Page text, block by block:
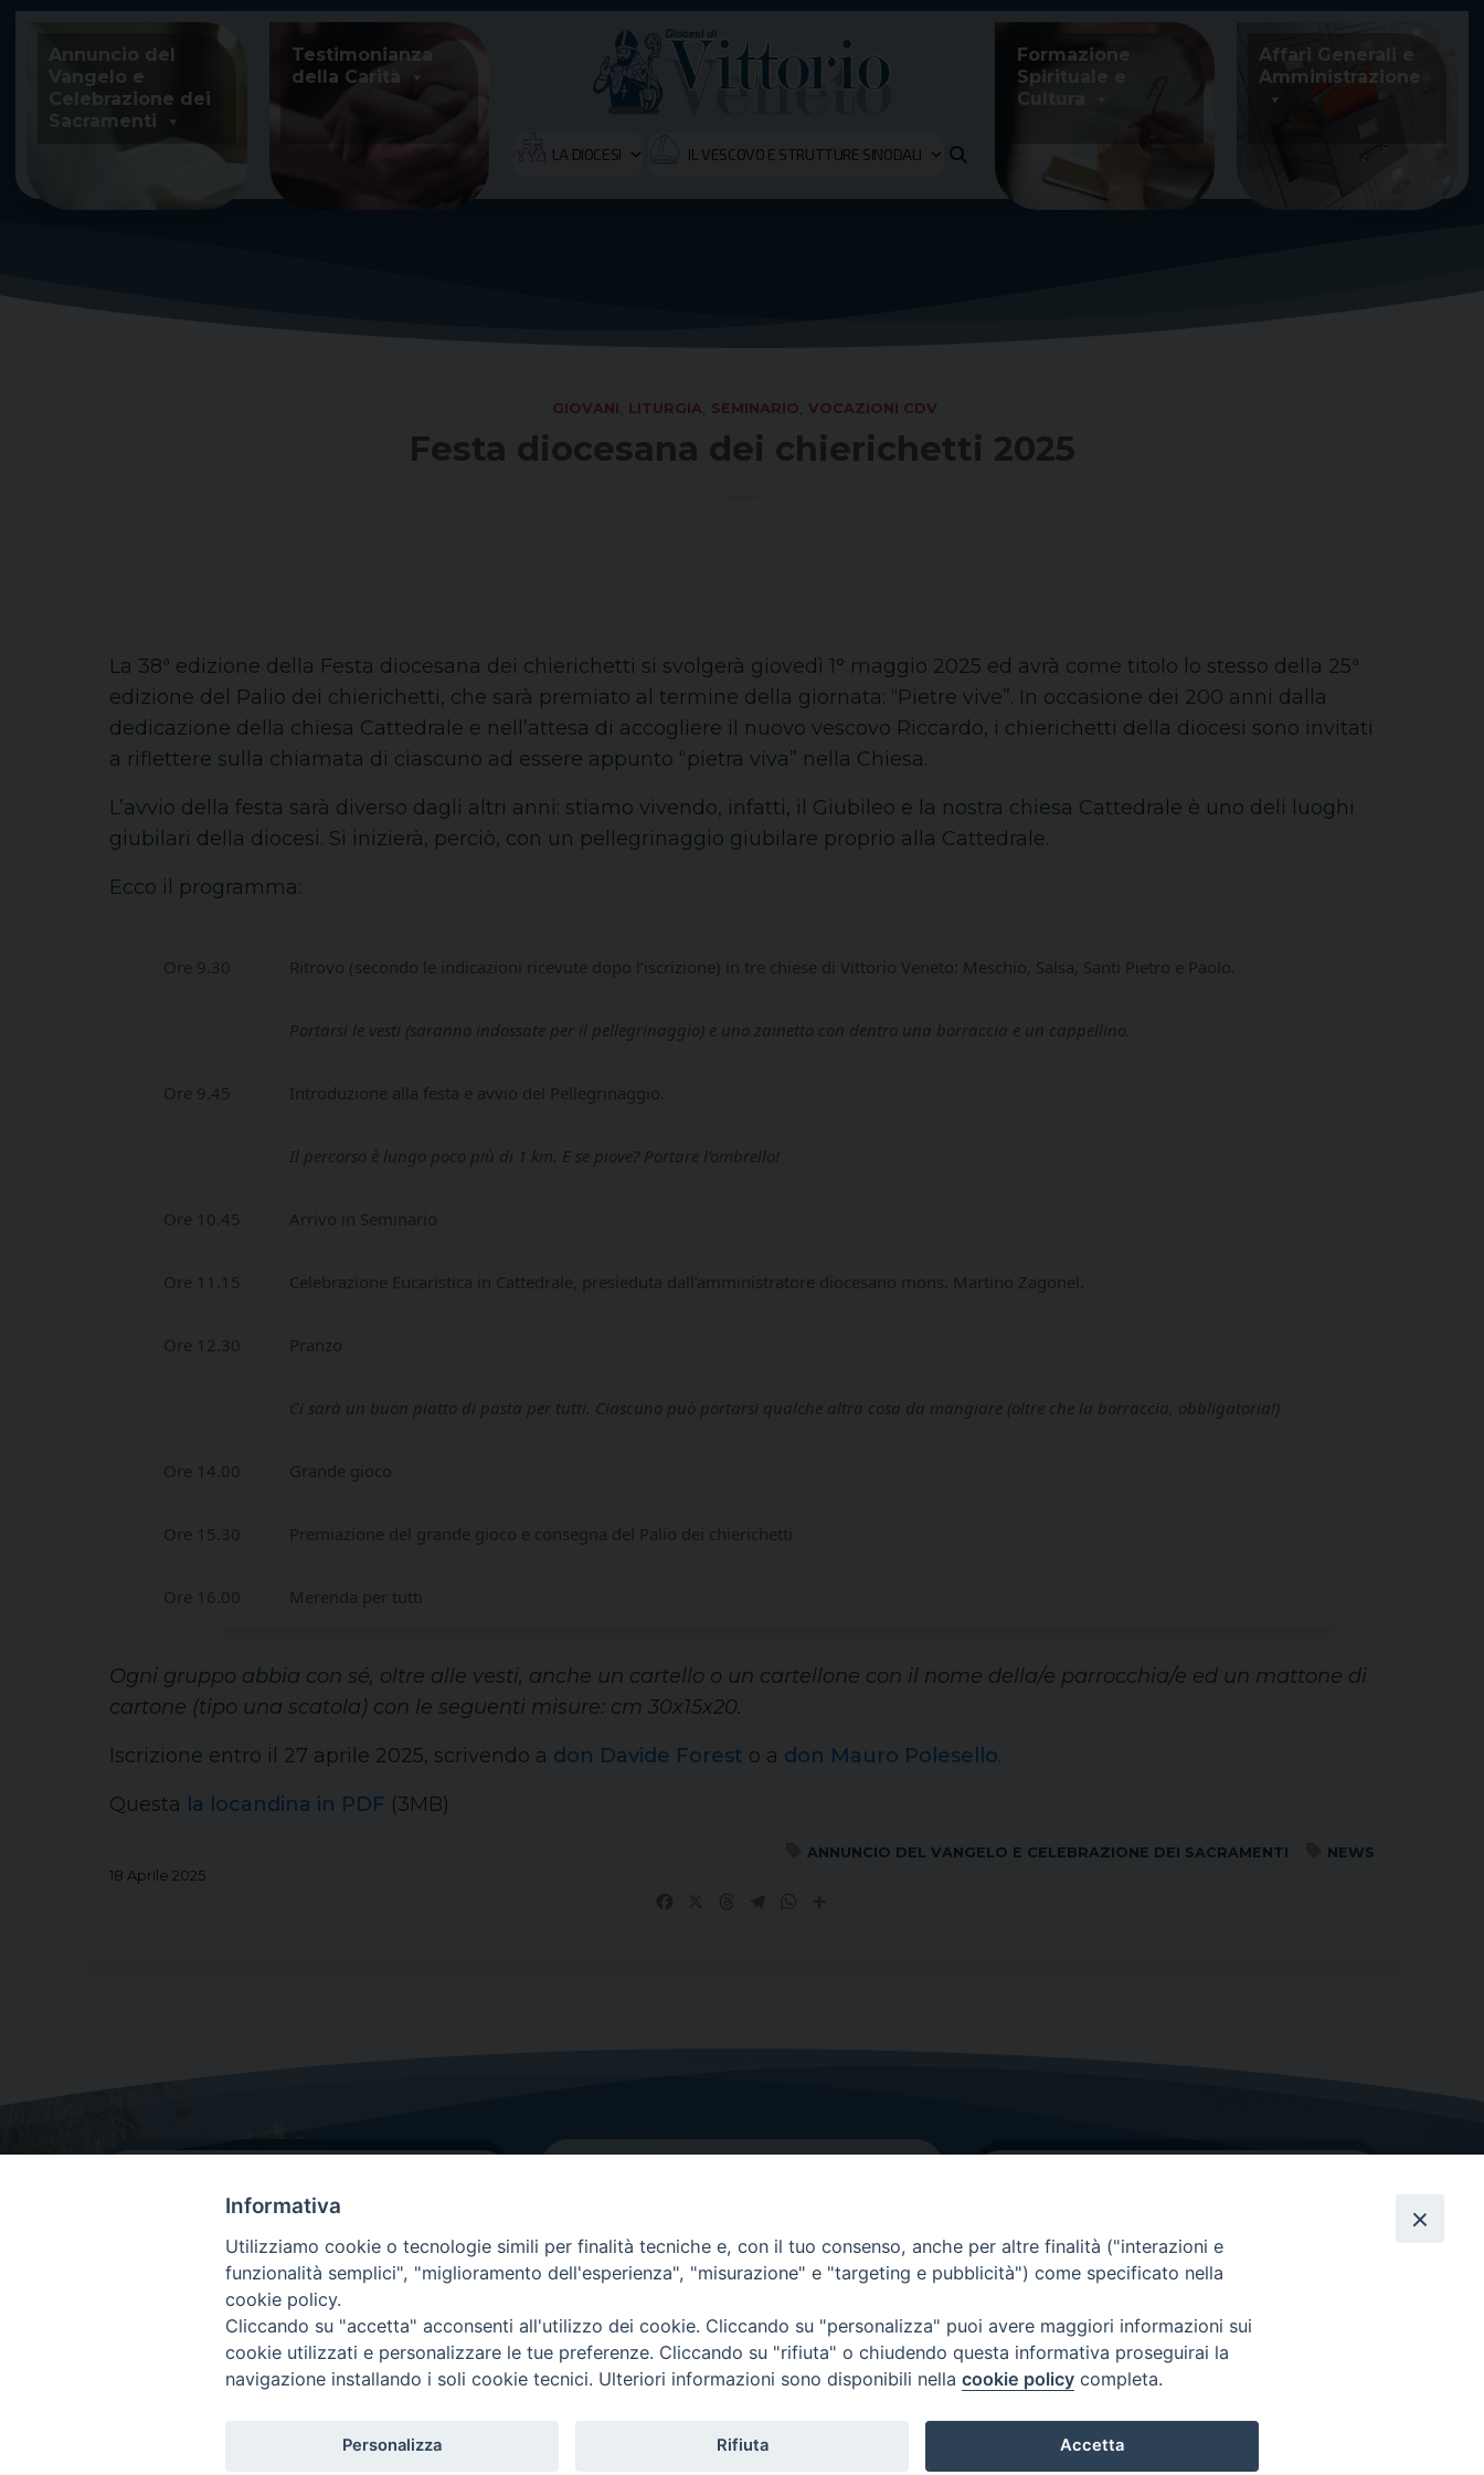
Skip
content
Annuncio del
Vangelo e
Celebrazione dei
Sacramenti
Testimonianza
della Carità
LA DIOCESI IL VESCOVO E STRUTTURE SINODALI
Formazione
Spirituale e
Cultura
Affari Generali e
Amministrazione
GIOVANI LITURGIA SEMINARIO VOCAZIONI CDV
Festa diocesana dei chierichetti 2025
La 38ª edizione della Festa diocesana dei chierichetti si svolgerà giovedì 1° maggio 2025 ed avrà come titolo lo stesso della 25ª
edizione del Palio dei chierichetti, che sarà premiato al termine della giornata: “Pietre vive”. In occasione dei 200 anni dalla
dedicazione della chiesa Cattedrale e nell’attesa di accogliere il nuovo vescovo Riccardo, i chierichetti della diocesi sono invitati
a riflettere sulla chiamata di ciascuno ad essere appunto “pietra viva” nella Chiesa.
L’avvio della festa sarà diverso dagli altri anni: stiamo vivendo, infatti, il Giubileo e la nostra chiesa Cattedrale è uno deli luoghi
giubilari della diocesi. Si inizierà, perciò, con un pellegrinaggio giubilare proprio alla Cattedrale.
Ecco il programma:
Ore 9.30 Ritrovo (secondo le indicazioni ricevute dopo l’iscrizione) in tre chiese di Vittorio Veneto: Meschio, Salsa, Santi Pietro e Paolo.
Portarsi le vesti (saranno indossate per il pellegrinaggio) e uno zainetto con dentro una borraccia e un cappellino.
Ore 9.45 Introduzione alla festa e avvio del Pellegrinaggio.
Il percorso è lungo poco più di 1 km. E se piove? Portare l’ombrello!
Ore 10.45 Arrivo in Seminario
Ore 11.15 Celebrazione Eucaristica in Cattedrale, presieduta dall’amministratore diocesano mons. Martino Zagonel.
Ore 12.30 Pranzo
Ci sarà un buon piatto di pasta per tutti. Ciascuno può portarsi qualche altra cosa da mangiare (oltre che la borraccia, obbligatoria!)
Ore 14.00 Grande gioco
Ore 15.30 Premiazione del grande gioco e consegna del Palio dei chierichetti
Ore 16.00 Merenda per tutti
Ogni gruppo abbia con sé, oltre alle vesti, anche un cartello o un cartellone con il nome della/e parrocchia/e ed un mattone di
cartone (tipo una scatola) con le seguenti misure: cm 30x15x20.
Iscrizione entro il 27 aprile 2025, scrivendo a don Davide Forest o a don Mauro Polesello.
Questa la locandina in PDF (3MB)
ANNUNCIO DEL VANGELO E CELEBRAZIONE DEI SACRAMENTI
NEWS
18 Aprile 2025
Dove siamo
Via Lorenzo Da Ponte, 116
31029 Vittorio Veneto (Treviso)
Contatti principali
Tel.0438 9481| fax0438 948214
EMAIL GENERALE
GRAZIE PER IL TUO AIUTO
Insieme per la Diocesi
Informativa
Utilizziamo cookie o tecnologie simili per finalità tecniche e, con il tuo consenso, anche per altre finalità ("interazioni e
funzionalità semplici", "miglioramento dell'esperienza", "misurazione" e "targeting e pubblicità") come specificato nella
cookie policy.
Cliccando su "accetta" acconsenti all'utilizzo dei cookie. Cliccando su "personalizza" puoi avere maggiori informazioni sui
cookie utilizzati e personalizzare le tue preferenze. Cliccando su "rifiuta" o chiudendo questa informativa proseguirai la
navigazione installando i soli cookie tecnici. Ulteriori informazioni sono disponibili nella cookie policy completa.
Personalizza Rifiuta Accetta